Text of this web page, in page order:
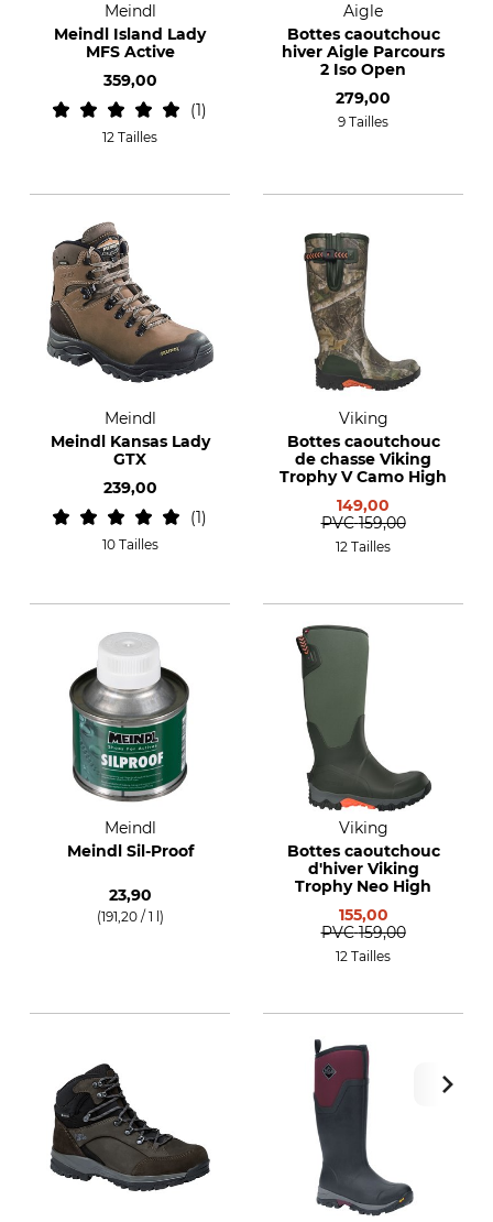
Meindl
Meindl Island Lady
MFS Active
359,00
1
12 Tailles
Aigle
Bottes caoutchouc
hiver Aigle Parcours
2 Iso Open
279,00
9 Tailles
Meindl
Meindl Kansas Lady
GTX
239,00
1
10 Tailles
Viking
Bottes caoutchouc
de chasse Viking
Trophy V Camo High
149,00
PVC 159,00
12 Tailles
Meindl
Meindl Sil-Proof
23,90
(191,20 / 1 l)
Viking
Bottes caoutchouc
d'hiver Viking
Trophy Neo High
155,00
PVC 159,00
12 Tailles